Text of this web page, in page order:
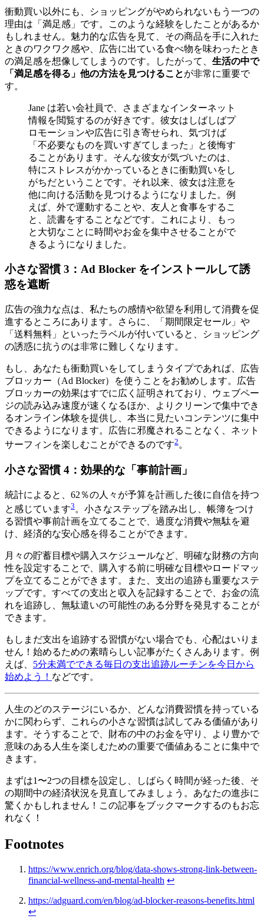
衝動買い以外にも、ショッピングがやめられないもう一つの
理由は「満足感」です。このような経験をしたことがあるか
もしれません。魅力的な広告を見て、その商品を手に入れた
ときのワクワク感や、広告に出ている食べ物を味わったとき
の満足感を想像してしまうのです。したがって、 生活の中で
「満足感を得る」他の方法を見つけることが非常に重要で
す。
Jane は若い会社員で、さまざまなインターネット
情報を閲覧するのが好きです。彼女はしばしばプ
ロモーションや広告に引き寄せられ、気づけば
「不必要なものを買いすぎてしまった」と後悔す
ることがあります。そんな彼女が気づいたのは、
特にストレスがかかっているときに衝動買いをし
がちだということです。それ以来、彼女は注意を
他に向ける活動を見つけるようになりました。例
えば、外で運動することや、友人と食事をするこ
と、読書をすることなどです。これにより、もっ
と大切なことに時間やお金を集中させることがで
きるようになりました。
小さな習慣 3：Ad Blocker をインストールして誘
惑を遮断
広告の強力な点は、私たちの感情や欲望を利用して消費を促
進するところにあります。さらに、「期間限定セール」や
「送料無料」といったラベルが付いていると、ショッピング
の誘惑に抗うのは非常に難しくなります。
もし、あなたも衝動買いをしてしまうタイプであれば、広告
ブロッカー（Ad Blocker）を使うことをお勧めします。広告
ブロッカーの効果はすでに広く証明されており、ウェブペー
ジの読み込み速度が速くなるほか、よりクリーンで集中でき
るオンライン体験を提供し、本当に見たいコンテンツに集中
できるようになります。広告に邪魔されることなく、ネット
サーフィンを楽しむことができるのです2。
小さな習慣 4：効果的な「事前計画」
統計によると、62％の人々が予算を計画した後に自信を持つ
と感じています3 。小さなステップを踏み出し、帳簿をつけ
る習慣や事前計画を立てることで、過度な消費や無駄を避
け、経済的な安心感を得ることができます。
月々の貯蓄目標や購入スケジュールなど、明確な財務の方向
性を設定することで、購入する前に明確な目標やロードマッ
プを立てることができます。また、支出の追跡も重要なステ
ップです。すべての支出と収入を記録することで、お金の流
れを追跡し、無駄遣いの可能性のある分野を発見することが
できます。
もしまだ支出を追跡する習慣がない場合でも、心配はいりま
せん！始めるための素晴らしい記事がたくさんあります。例
えば、 5分未満でできる毎日の支出追跡ルーチンを今日から
始めよう！ などです。
人生のどのステージにいるか、どんな消費習慣を持っている
かに関わらず、これらの小さな習慣は試してみる価値があり
ます。そうすることで、財布の中のお金を守り、より豊かで
意味のある人生を楽しむための重要で価値あることに集中で
きます。
まずは1〜2つの目標を設定し、しばらく時間が経った後、そ
の期間中の経済状況を見直してみましょう。あなたの進歩に
驚くかもしれません！この記事をブックマークするのもお忘
れなく！
Footnotes
https://www.enrich.org/blog/data-shows-strong-link-between-
financial-wellness-and-mental-health ↩
https://adguard.com/en/blog/ad-blocker-reasons-benefits.html
↩